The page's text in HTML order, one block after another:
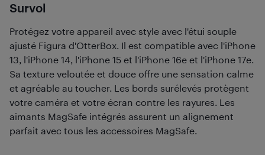
Survol
Protégez votre appareil avec style avec l'étui souple
ajusté Figura d'OtterBox. Il est compatible avec l'iPhone
13, l'iPhone 14, l'iPhone 15 et l'iPhone 16e et l'iPhone 17e.
Sa texture veloutée et douce offre une sensation calme
et agréable au toucher. Les bords surélevés protègent
votre caméra et votre écran contre les rayures. Les
aimants MagSafe intégrés assurent un alignement
parfait avec tous les accessoires MagSafe.